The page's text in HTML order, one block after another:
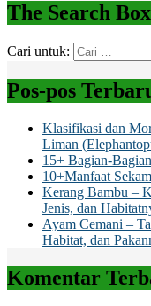
The Search Box
Cari untuk:
Pos-pos
Klasifikasi dan
Liman
15+ Bagian-
10+Manfaat
Kerang Bambu –
Jenis, dan
Ayam Cemani –
Habitat, dan
Komentar